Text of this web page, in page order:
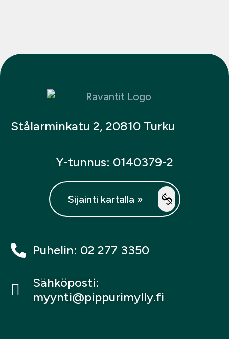
Stålarminkatu 2, 20810 Turku
Y-tunnus: 0140379-2
Sijainti kartalla »
Puhelin: 02 277 3350
Sähköposti:
myynti@pippurimylly.fi